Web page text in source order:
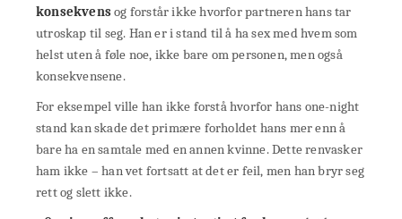
konsekvensog forstår ikke hvorfor partneren hans tar
utroskap til seg. Han er i stand til å ha sex med hvem som
helst uten å føle noe, ikke bare om personen, men også
konsekvensene.
For eksempel ville han ikke forstå hvorfor hans one-night
stand kan skade det primære forholdet hans mer enn å
bare ha en samtale med en annen kvinne. Dette renvasker
ham ikke – han vet fortsatt at det er feil, men han bryr seg
rett og slett ikke.